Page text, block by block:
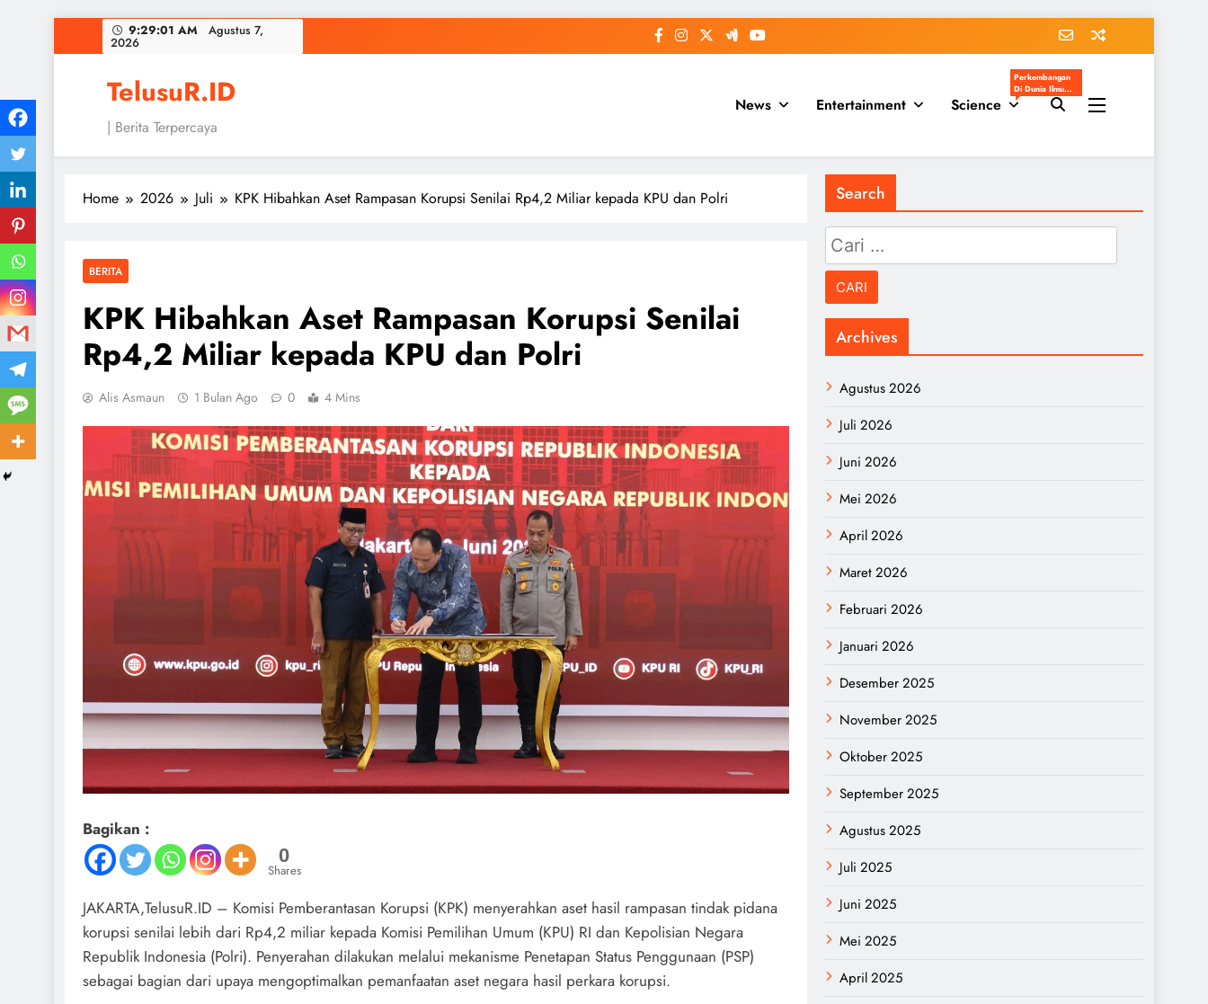
to
9:29:02 AM Agustus 7,
2026
TelusuR.ID
| Berita Terpercaya
News Entertainment Science
Perkembangan
Di Dunia Ilmu
Pengetahuan
Populer
Home 2026 Juli KPK Hibahkan Aset Rampasan Korupsi Senilai Rp4,2 Miliar kepada KPU dan Polri
BERITA
KPK Hibahkan Aset Rampasan Korupsi Senilai
Rp4,2 Miliar kepada KPU dan Polri
Alis Asmaun 1 Bulan Ago 0 4 Mins
Bagikan :
0
Shares
JAKARTA,TelusuR.ID – Komisi Pemberantasan Korupsi (KPK) menyerahkan aset hasil rampasan tindak pidana
korupsi senilai lebih dari Rp4,2 miliar kepada Komisi Pemilihan Umum (KPU) RI dan Kepolisian Negara
Republik Indonesia (Polri). Penyerahan dilakukan melalui mekanisme Penetapan Status Penggunaan (PSP)
sebagai bagian dari upaya mengoptimalkan pemanfaatan aset negara hasil perkara korupsi.
Search
Cari
untuk:
Archives
Agustus 2026
Juli 2026
Juni 2026
Mei 2026
April 2026
Maret 2026
Februari 2026
Januari 2026
Desember 2025
November 2025
Oktober 2025
September 2025
Agustus 2025
Juli 2025
Juni 2025
Mei 2025
April 2025